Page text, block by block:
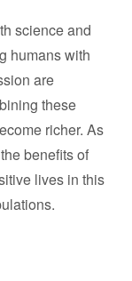
science and
humans with
are
these
richer. As
benefits of
lives in this